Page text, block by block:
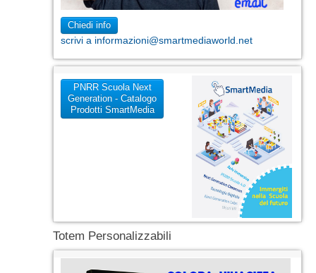
Chiedi info
scrivi a informazioni@smartmediaworld.net
PNRR Scuola Next
Generation - Catalogo
Prodotti SmartMedia
Totem Personalizzabili